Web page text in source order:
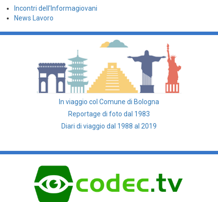
Incontri dell'Informagiovani
News Lavoro
In viaggio col Comune di Bologna
Reportage di foto dal 1983
Diari di viaggio dal 1988 al 2019